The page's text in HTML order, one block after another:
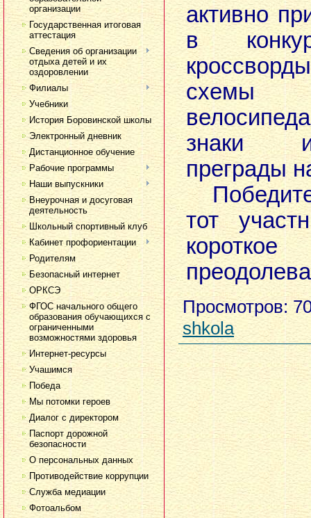
организации
Государственная итоговая
аттестация
Сведения об организации
отдыха детей и их
оздоровлении
Филиалы
Учебники
История Боровинской школы
Электронный дневник
Дистанционное обучение
Рабочие программы
Наши выпускники
Внеурочная и досуговая
деятельность
Школьный спортивный клуб
Кабинет профориентации
Родителям
Безопасный интернет
ОРКСЭ
ФГОС начального общего
образования обучающихся с
ограниченными
возможностями здоровья
Интернет-ресурсы
Учашимся
Победа
Мы потомки героев
Диалог с директором
Паспорт дорожной
безопасности
О персональных данных
Противодействие коррупции
Служба медиации
Фотоальбом
активно
в
схемы
знаки
преграды
тот
Просмотров:
shkola